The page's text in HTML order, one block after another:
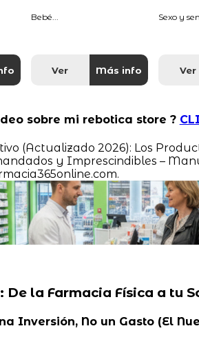
Bebé...
Ver Más info
Sexo y
Ver
sobre mi rebotica store ?
(Actualizado 2026): Los
y Imprescindibles –
De la Farmacia Física a tu
Inversión, No un Gasto (El